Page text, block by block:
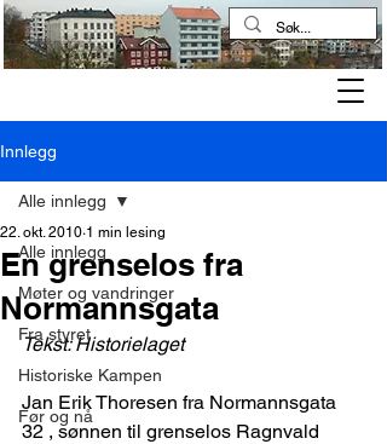
Innlegg
Alle innlegg
Møter og vandringer
Fra styret
Historiske Kampen
Før og nå
Alle innlegg
En grenselos fra
Normannsgata
22. okt. 2010 1 min lesing
Tekst: Historielaget
Jan Erik Thoresen fra Normannsgata
32 , sønnen til grenselos Ragnvald